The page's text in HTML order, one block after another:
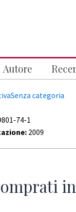
Autore
Senza categoria
74-1
2009